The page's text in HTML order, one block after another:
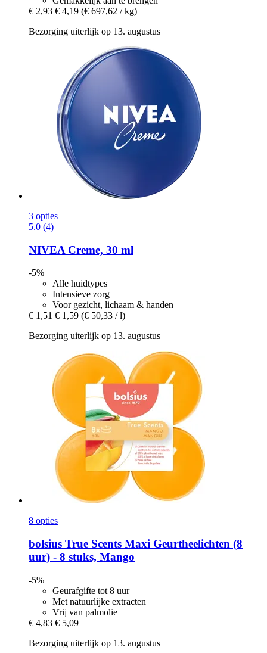
€ 2,93 € 4,19 (€ 697,62 / kg)
Bezorging uiterlijk op 13. augustus
3 opties
5.0 (4)
NIVEA Creme, 30 ml
-5%
Alle huidtypes
Intensieve zorg
Voor gezicht, lichaam & handen
€ 1,51 € 1,59 (€ 50,33 / l)
Bezorging uiterlijk op 13. augustus
8 opties
bolsius True Scents Maxi Geurtheelichten (8
uur) -​ 8 stuks, Mango
-5%
Geurafgifte tot 8 uur
Met natuurlijke extracten
Vrij van palmolie
€ 4,83 € 5,09
Bezorging uiterlijk op 13. augustus